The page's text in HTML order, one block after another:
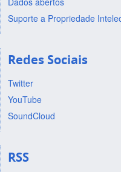
Suporte a Propriedade
Redes Sociais
Twitter
YouTube
SoundCloud
RSS